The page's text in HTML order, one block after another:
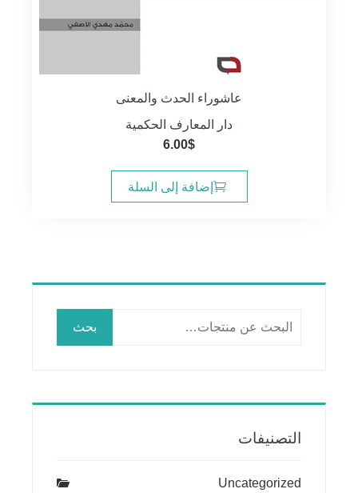
عاشوراء الحدث والمعنى
دار المعارف الحكمية
6.00$
إضافة إلى السلة
بحث
التصنيفات
Uncategorized